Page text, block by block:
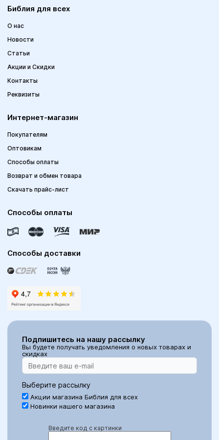
Библия для всех
О нас
Новости
Статьи
Акции и Скидки
Контакты
Реквизиты
Интернет-магазин
Покупателям
Оптовикам
Способы оплаты
Возврат и обмен товара
Скачать прайс-лист
Способы оплаты
Способы доставки
Подпишитесь на нашу рассылку
Вы будете получать уведомления о новых товарах и
скидках
Выберите рассылку
Акции магазина Библия для всех
Новинки нашего магазина
Введите код с картинки